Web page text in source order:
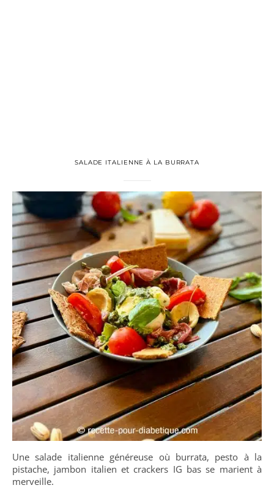
SALADE ITALIENNE À LA BURRATA
Une salade italienne généreuse où burrata, pesto à la
pistache, jambon italien et crackers IG bas se marient à
merveille.